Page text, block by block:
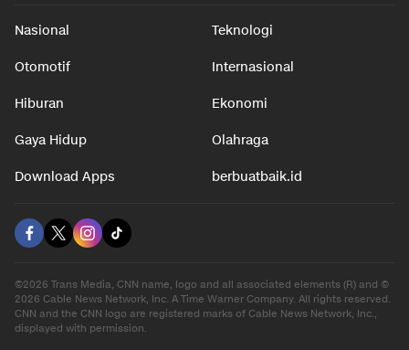
Nasional Teknologi
Otomotif Internasional
Hiburan Ekonomi
Gaya Hidup Olahraga
Download Apps berbuatbaik.id
©2026 Trans Media, CNN name, logo and all associated elements (R) and ©
2026 Cable News Network, Inc. A Time Warner Company. All rights reserved.
CNN and the CNN logo are registered marks of Cable News Network, Inc.,
displayed with permission.